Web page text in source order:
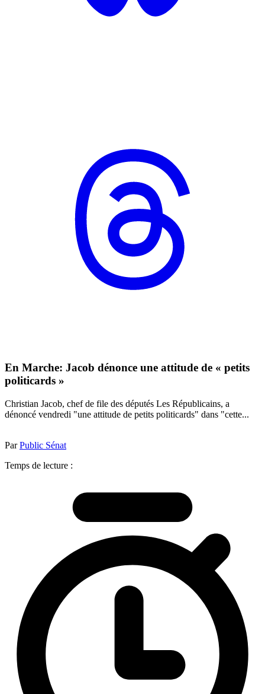
En Marche: Jacob dénonce une attitude de « petits
politicards »
Christian Jacob, chef de file des députés Les Républicains, a
dénoncé vendredi "une attitude de petits politicards" dans "cette...
ParPublic Sénat
Temps de lecture :